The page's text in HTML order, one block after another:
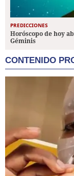
PREDICCIONES
Horóscopo de hoy
Géminis
CONTENIDO